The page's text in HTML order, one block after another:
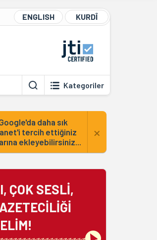
ENGLISH KURDÎ
Kategoriler
daha sık
tercih ettiğiniz
ekleyebilirsiniz...
×
ÇOK SESLİ,